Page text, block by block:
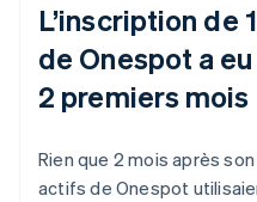
L’inscription de
de Onespot a
2 premiers mois
Rien que 2 mois après
actifs de Onespot